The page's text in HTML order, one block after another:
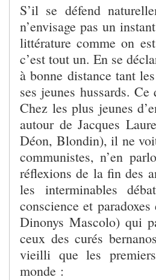
S’il se défend
n’envisage pas un
littérature comme on
c’est tout un. En se
à bonne distance tant
ses jeunes hussards.
Chez les plus jeunes
autour de Jacques
Déon, Blondin), il ne
communistes, n’en
réflexions de la fin des
les interminables
conscience et
Dinonys Mascolo) qui
ceux des curés
vieilli que les
monde :